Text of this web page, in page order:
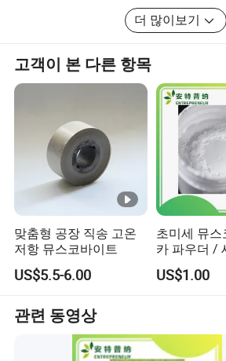
으며, 상호 개발 및 혜택을 위해 더 많
희망합니다. 우리는 잠재 구매자들이
노력하겠습니다.
더 많이보기
고객이 본 다른 항목
맞춤형 공장 직송 고온
저항 뮤스코바이트
US$5.5-6.00
초미세 뮤스
카 파우더 /
미카 파우더
및 메이크업용
US$1.00
관련 동영상